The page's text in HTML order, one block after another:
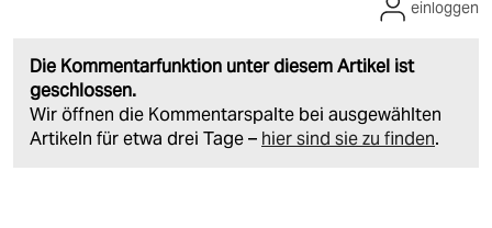
Die Kommentarfunktion unter diesem Artikel ist
geschlossen.
Wir öffnen die Kommentarspalte bei ausgewählten
Artikeln für etwa drei Tage – hier sind sie zu finden.
einloggen